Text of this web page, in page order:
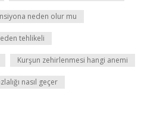
neden olur mu
tehlikeli
Kurşun zehirlenmesi hangi anemi
nasıl geçer